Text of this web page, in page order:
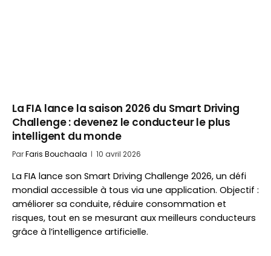
La FIA lance la saison 2026 du Smart Driving
Challenge : devenez le conducteur le plus
intelligent du monde
ParFaris Bouchaala 10 avril 2026
La FIA lance son Smart Driving Challenge 2026, un défi
mondial accessible à tous via une application. Objectif :
améliorer sa conduite, réduire consommation et
risques, tout en se mesurant aux meilleurs conducteurs
grâce à l’intelligence artificielle.